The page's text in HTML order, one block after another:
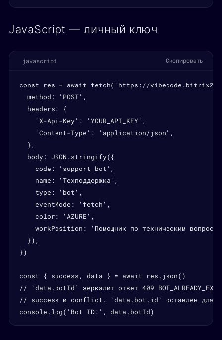
JavaScript — личный ключ
javascript Скопировать
const res = await fetch('https://
  method: 'POST',
  headers: {
    'X-Api-Key': 'YOUR_API_KEY',
    'Content-Type': 'application/json',
  },
  body: JSON.stringify({
    code: 'support_bot',
    name: 'Техподдержка',
    type: 'bot',
    eventMode: 'fetch',
    color: 'AZURE',
workPosition: 'Помощник по техническим
  }),
})
const { success, data } = await res.json()
// `data.botId` зеркалит ответ 409
// success и conflict. `data.bot.id` оставлен для
console.log('Bot ID:', data.botId)